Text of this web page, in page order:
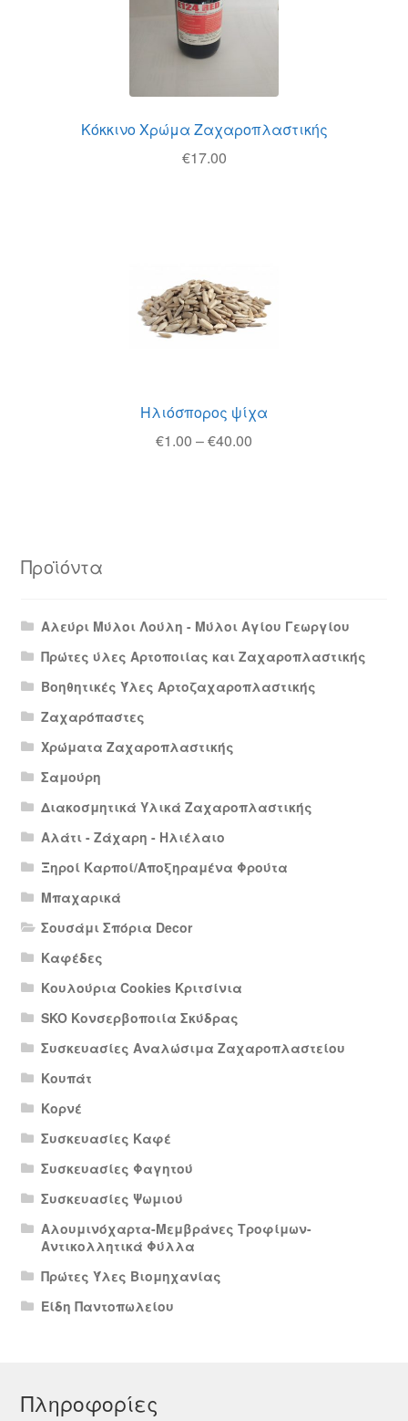
Κόκκινο Χρώμα Ζαχαροπλαστικής
€17.00
Ηλιόσπορος ψίχα
€1.00 –€40.00
Προϊόντα
Αλεύρι Μύλοι Λούλη - Μύλοι Αγίου Γεωργίου
Πρώτες ύλες Αρτοποιίας και Ζαχαροπλαστικής
Βοηθητικές Ύλες Αρτοζαχαροπλαστικής
Ζαχαρόπαστες
Χρώματα Ζαχαροπλαστικής
Σαμούρη
Διακοσμητικά Υλικά Ζαχαροπλαστικής
Αλάτι - Ζάχαρη - Ηλιέλαιο
Ξηροί Καρποί/Αποξηραμένα Φρούτα
Μπαχαρικά
Σουσάμι Σπόρια Decor
Καφέδες
Κουλούρια Cookies Κριτσίνια
SKO Κονσερβοποιία Σκύδρας
Συσκευασίες Αναλώσιμα Ζαχαροπλαστείου
Κουπάτ
Κορνέ
Συσκευασίες Καφέ
Συσκευασίες Φαγητού
Συσκευασίες Ψωμιού
Αλουμινόχαρτα-Μεμβράνες Τροφίμων-
Αντικολλητικά Φύλλα
Πρώτες Ύλες Βιομηχανίας
Είδη Παντοπωλείου
Πληροφορίες